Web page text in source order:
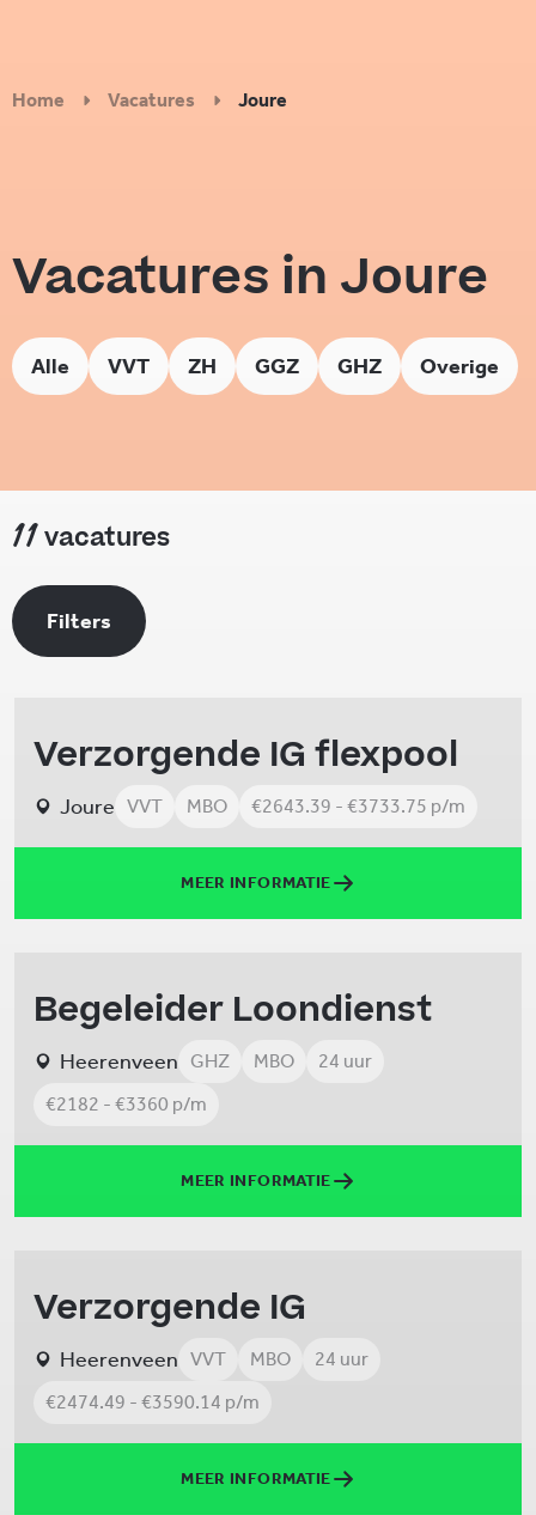
Home Vacatures Joure
Vacatures in Joure
Alle VVT ZH GGZ GHZ Overige
11vacatures
Filters
Verzorgende IG flexpool
Joure VVT MBO €2643.39 - €3733.75 p/m
MEER INFORMATIE
Begeleider Loondienst
Heerenveen GHZ MBO
24 uur
€2182 - €3360 p/m
MEER INFORMATIE
Verzorgende IG
Heerenveen VVT MBO
24 uur
€2474.49 - €3590.14 p/m
MEER INFORMATIE